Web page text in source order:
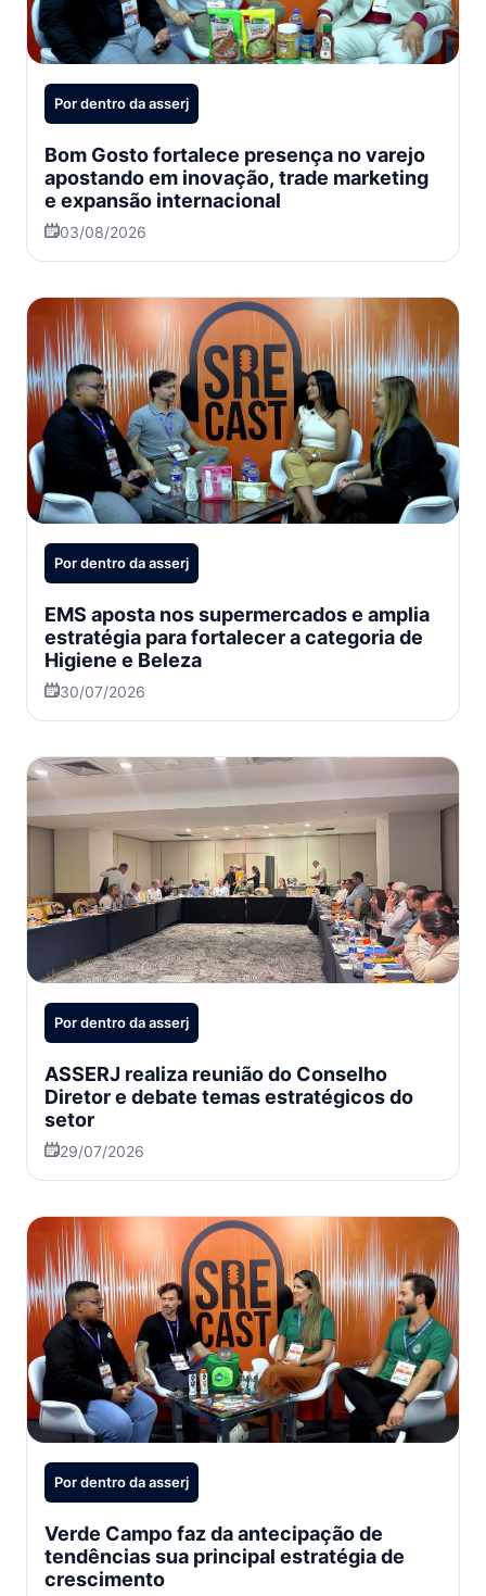
Por dentro da asserj
Bom Gosto fortalece presença no varejo
apostando em inovação, trade marketing
e expansão internacional
03/08/2026
Por dentro da asserj
EMS aposta nos supermercados e amplia
estratégia para fortalecer a categoria de
Higiene e Beleza
30/07/2026
Por dentro da asserj
ASSERJ realiza reunião do Conselho
Diretor e debate temas estratégicos do
setor
29/07/2026
Por dentro da asserj
Verde Campo faz da antecipação de
tendências sua principal estratégia de
crescimento